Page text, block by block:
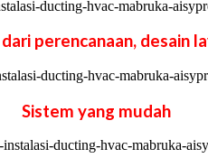
perencanaan, desain
Sistem yang mudah